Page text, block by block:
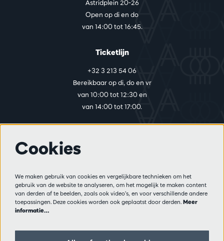
Astridplein 20-26
Open op di en do
van 14:00 tot 16:45.
Ticketlijn
+32 3 213 54 06
Bereikbaar op di, do en vr
van 10:00 tot 12:30 en
van 14:00 tot 17:00.
Privacy
Verkoopsvoorwaarden
Pers
Cookies
We maken gebruik van cookies en vergelijkbare technieken om het
gebruik van de website te analyseren, om het mogelijk te maken content
van derden af te beelden, zoals ook video’s, en voor verschillende andere
toepassingen. Deze cookies worden ook geplaatst door derden. Meer
informatie…